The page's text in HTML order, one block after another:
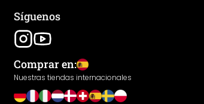
Síguenos
Comprar en:
Nuestras tiendas internacionales